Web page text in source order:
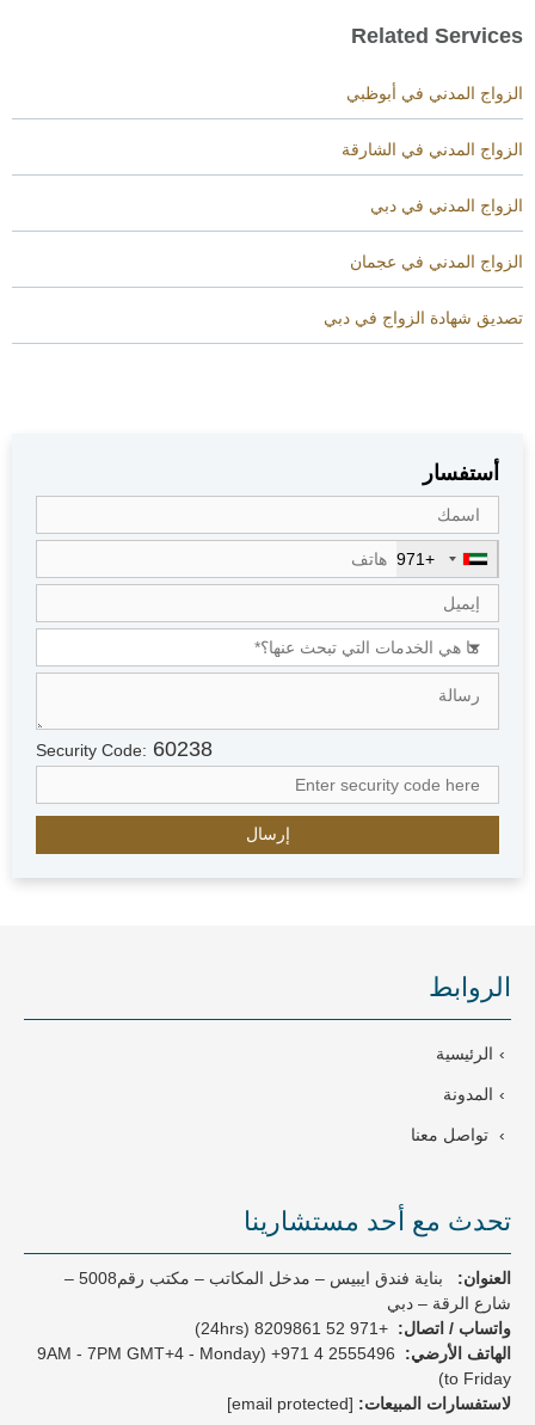
Related Services
الزواج المدني في أبوظبي
الزواج المدني في الشارقة
الزواج المدني في دبي
الزواج المدني في عجمان
تصديق شهادة الزواج في دبي
أستفسار
U
n
i
t
e
a
b
E
s
+
7
1
+971
Security Code: 60238
الروابط
الرئيسية
المدونة
تواصل معنا
تحدث مع أحد مستشارينا
العنوان:
بناية فندق ايبيس – مدخل المكاتب – مكتب رقم5008 –
شارع الرقة – دبي
واتساب / اتصال: +971 52 8209861 (24hrs)
الهاتف الأرضي:
2555496 4 971+
(9AM - 7PM GMT+4 - Monday
to Friday)
لاستفسارات المبيعات: [email protected]